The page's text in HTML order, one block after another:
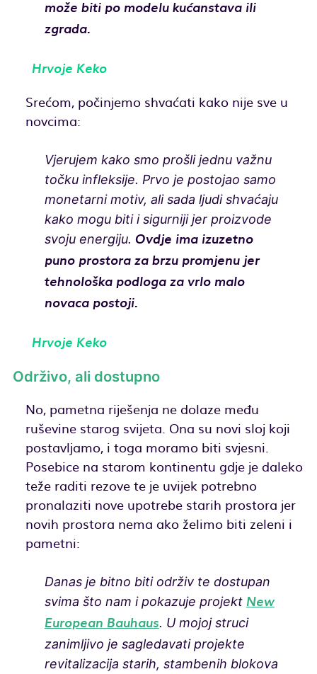
može biti po modelu kućanstava ili
zgrada.
Hrvoje Keko
Srećom, počinjemo shvaćati kako nije sve u
novcima:
Vjerujem kako smo prošli jednu važnu
točku infleksije. Prvo je postojao samo
monetarni motiv, ali sada ljudi shvaćaju
kako mogu biti i sigurniji jer proizvode
svoju energiju. Ovdje ima izuzetno
puno prostora za brzu promjenu jer
tehnološka podloga za vrlo malo
novaca postoji.
Hrvoje Keko
Održivo, ali dostupno
No, pametna riješenja ne dolaze među
ruševine starog svijeta. Ona su novi sloj koji
postavljamo, i toga moramo biti svjesni.
Posebice na starom kontinentu gdje je daleko
teže raditi rezove te je uvijek potrebno
pronalaziti nove upotrebe starih prostora jer
novih prostora nema ako želimo biti zeleni i
pametni:
Danas je bitno biti održiv te dostupan
svima što nam i pokazuje projekt New
European Bauhaus. U mojoj struci
zanimljivo je sagledavati projekte
revitalizacija starih, stambenih blokova